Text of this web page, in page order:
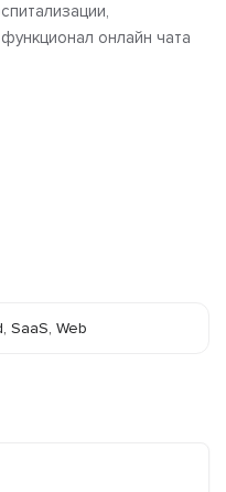
онлайн чата
SaaS, Web